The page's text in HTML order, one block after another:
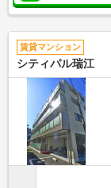
賃貸マンション
シティパル瑞江